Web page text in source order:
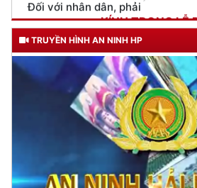
Đối với công việc, phải
TẬN TỤY
Đối với địch, phải
CƯƠNG QUYẾT,
Trích thư Chủ tịch Hồ
gửi Công an Khu
ngày 11 tháng 3 năm
TRUYỀN HÌNH AN NINH HP